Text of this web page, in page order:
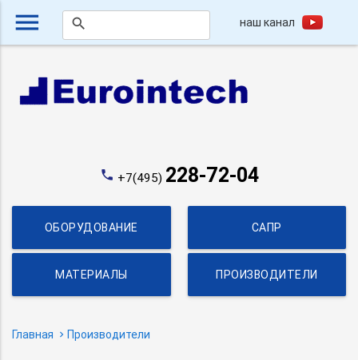
menu search наш канал
phone +7(495) 228-72-04
ОБОРУДОВАНИЕ САПР
МАТЕРИАЛЫ ПРОИЗВОДИТЕЛИ
Главная Производители